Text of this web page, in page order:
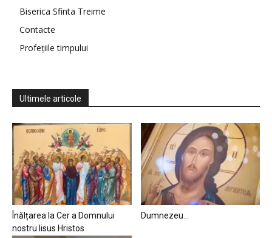
Biserica Sfinta Treime
Contacte
Profețiile timpului
Ultimele articole
Înălțarea la Cer a Domnului
nostru Iisus Hristos
Dumnezeu…